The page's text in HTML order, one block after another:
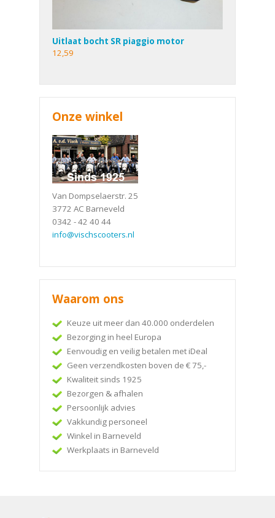
Uitlaat bocht SR piaggio motor
12,59
Onze winkel
Van Dompselaerstr. 25
3772 AC Barneveld
0342 - 42 40 44
info@vischscooters.nl
Waarom ons
Keuze uit meer dan 40.000 onderdelen
Bezorging in heel Europa
Eenvoudig en veilig betalen met iDeal
Geen verzendkosten boven de € 75,-
Kwaliteit sinds 1925
Bezorgen & afhalen
Persoonlijk advies
Vakkundig personeel
Winkel in Barneveld
Werkplaats in Barneveld